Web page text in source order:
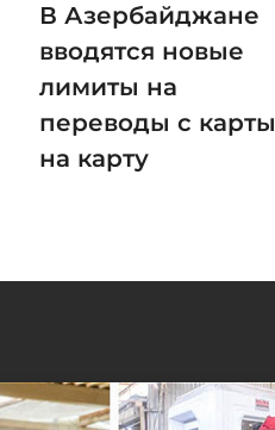
В Азербайджане
вводятся новые
лимиты на
переводы с карты
на карту